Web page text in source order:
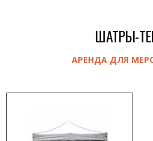
ШАТРЫ-
АРЕНДА ДЛЯ